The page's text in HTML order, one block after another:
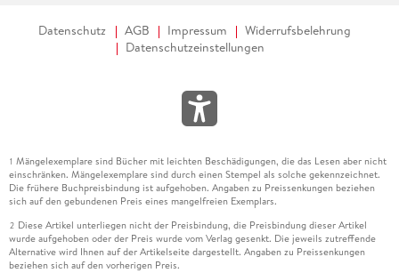
Datenschutz AGB Impressum
Widerrufsbelehrung
Datenschutzeinstellungen
1 Mängelexemplare sind Bücher mit leichten Beschädigungen, die das Lesen aber nicht
einschränken. Mängelexemplare sind durch einen Stempel als solche gekennzeichnet.
Die frühere Buchpreisbindung ist aufgehoben. Angaben zu Preissenkungen beziehen
sich auf den gebundenen Preis eines mangelfreien Exemplars.
2 Diese Artikel unterliegen nicht der Preisbindung, die Preisbindung dieser Artikel
wurde aufgehoben oder der Preis wurde vom Verlag gesenkt. Die jeweils zutreffende
Alternative wird Ihnen auf der Artikelseite dargestellt. Angaben zu Preissenkungen
beziehen sich auf den vorherigen Preis.